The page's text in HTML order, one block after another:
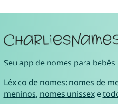
Seu app de nomes para bebês
Léxico de nomes: nomes de
meninos, nomes unissexe